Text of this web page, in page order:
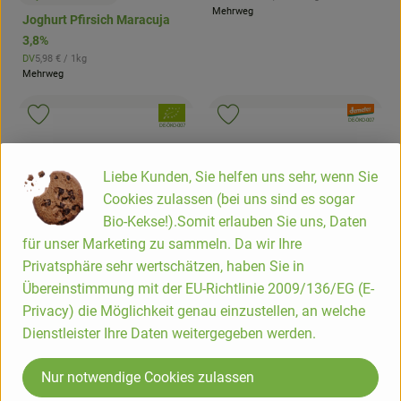
, Preis:
Joghurt Pfirsich Maracuja
3,8%
, Herkunft:
DV, Referenzpreis:
5,98 € / 1kg
Mehrweg
Mehrweg
2,65 €/ 500 g
Joghurt Vanille *bioladen
3,5%
Produkt zum Warenkorb hinzufügen
, Verband:
, Kontrollstelle:
DE-ÖKO-007
Produkt zu Favouriten hinzufügen
, Verband:
, Kontrollstelle:
DE-ÖKO-007
Produkt zu Favouriten hinzufügen
Liebe Kunden, Sie helfen uns sehr, wenn Sie
Cookies zulassen (bei uns sind es sogar
Bio-Kekse!).Somit erlauben Sie uns, Daten
für unser Marketing zu sammeln. Da wir Ihre
Privatsphäre sehr wertschätzen, haben Sie in
Übereinstimmung mit der EU-Richtlinie 2009/136/EG (E-
Privacy) die Möglichkeit genau einzustellen, an welche
Dienstleister Ihre Daten weitergegeben werden.
Nur notwendige Cookies zulassen